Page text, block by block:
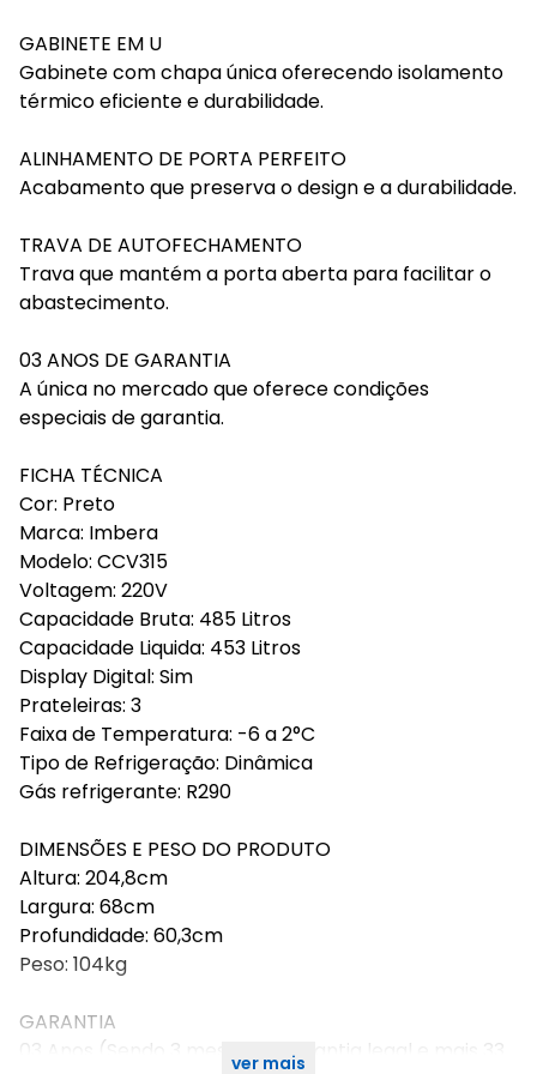
GABINETE EM U
Gabinete com chapa única oferecendo isolamento
térmico eficiente e durabilidade.
ALINHAMENTO DE PORTA PERFEITO
Acabamento que preserva o design e a durabilidade.
TRAVA DE AUTOFECHAMENTO
Trava que mantém a porta aberta para facilitar o
abastecimento.
03 ANOS DE GARANTIA
A única no mercado que oferece condições
especiais de garantia.
FICHA TÉCNICA
Cor: Preto
Marca: Imbera
Modelo: CCV315
Voltagem: 220V
Capacidade Bruta: 485 Litros
Capacidade Liquida: 453 Litros
Display Digital: Sim
Prateleiras: 3
Faixa de Temperatura: -6 a 2°C
Tipo de Refrigeração: Dinâmica
Gás refrigerante: R290
DIMENSÕES E PESO DO PRODUTO
Altura: 204,8cm
Largura: 68cm
Profundidade: 60,3cm
Peso: 104kg
GARANTIA
03 Anos (Sendo 3 meses de garantia legal e mais 33
ver mais